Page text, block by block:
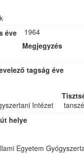
éve 1964
Megjegyzés
tagság éve
Intézet
helye
Egyetem